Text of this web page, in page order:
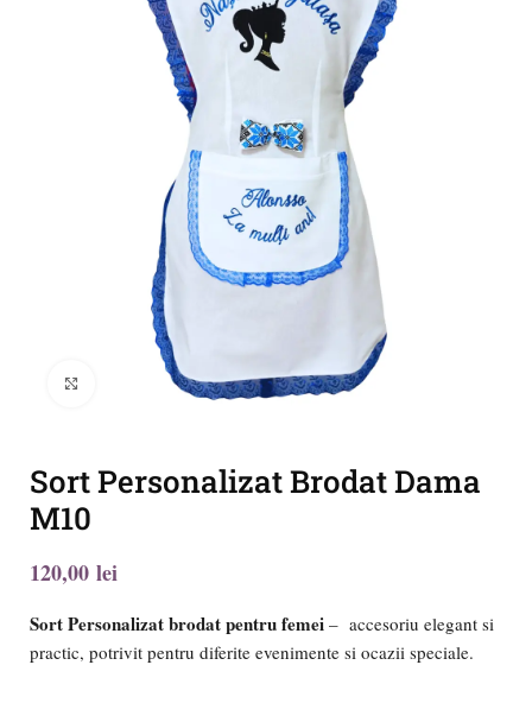
Click to enlarge
Sort Personalizat Brodat Dama
M10
lei
Sort Personalizat brodat pentru femei – accesoriu elegant si
practic, potrivit pentru diferite evenimente si ocazii speciale.